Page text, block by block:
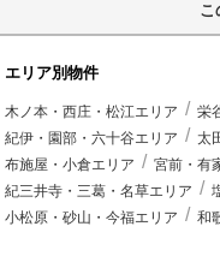
こ
エリア別物件
木ノ本・西庄・松江エリア
栄
紀伊・園部・六十谷エリア
太
布施屋・小倉エリア
宮前・有
紀三井寺・三葛・名草エリア
小松原・砂山・今福エリア
和